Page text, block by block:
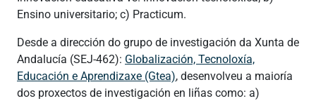
Ensino universitario; c) Practicum.
Desde a dirección do grupo de investigación da Xunta de
Andalucía (SEJ-462): Globalización, Tecnoloxía,
Educación e Aprendizaxe (Gtea), desenvolveu a maioría
dos proxectos de investigación en liñas como: a)